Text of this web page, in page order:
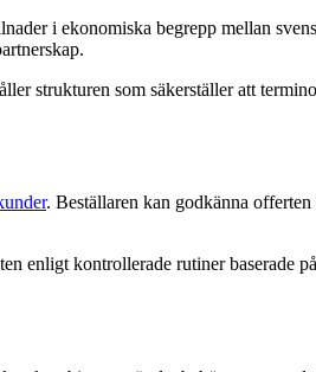
i ekonomiska begrepp mellan
strukturen som säkerställer att
. Beställaren kan godkänna
enligt kontrollerade rutiner baserade